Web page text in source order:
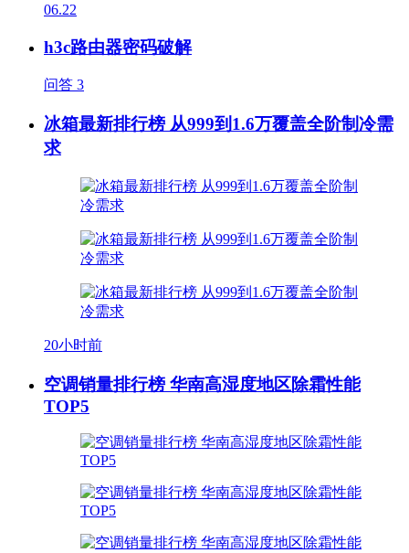
06.22
h3c路由器密码破解
问答 3
冰箱最新排行榜 从999到1.6万覆盖全阶制冷需
求
20小时前
空调销量排行榜 华南高湿度地区除霜性能
TOP5